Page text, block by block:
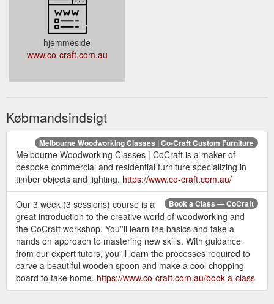
hjemmeside
www.co-craft.com.au
Købmandsindsigt
Melbourne Woodworking Classes | Co-Craft Custom Furniture
Melbourne Woodworking Classes | CoCraft is a maker of
bespoke commercial and residential furniture specializing in
timber objects and lighting. https://www.co-craft.com.au/
Book a Class — CoCraft
Our 3 week (3 sessions) course is a
great introduction to the creative world of woodworking and
the CoCraft workshop. You''ll learn the basics and take a
hands on approach to mastering new skills. With guidance
from our expert tutors, you''ll learn the processes required to
carve a beautiful wooden spoon and make a cool chopping
board to take home. https://www.co-craft.com.au/book-a-class